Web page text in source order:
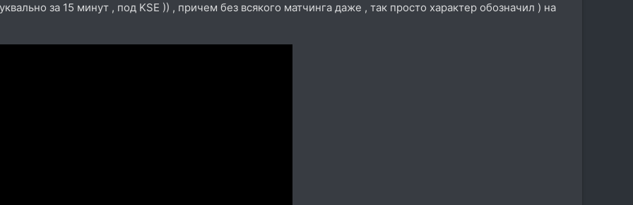
за 15 минут , под KSE )) , причем без всякого матчинга даже , так просто характер обозначил ) на